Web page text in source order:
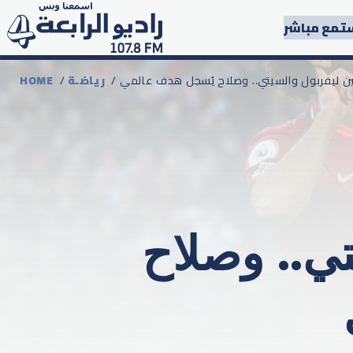
مباشر
HOME /رياضـة بين ليفربول والسيتي.. وصلاح يُسجل هدف عالمي
وصلاح